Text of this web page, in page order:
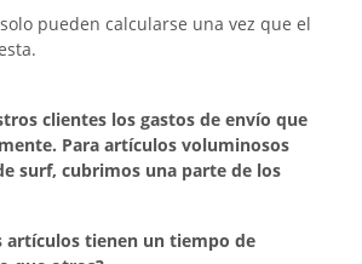
pueden calcularse una vez que el
clientes los gastos de envío que
Para artículos voluminosos
surf, cubrimos una parte de los
artículos tienen un tiempo de